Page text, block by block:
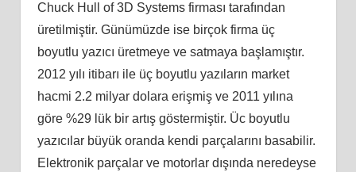
Chuck Hull of 3D Systems firması tarafından
üretilmiştir. Günümüzde ise birçok firma üç
boyutlu yazıcı üretmeye ve satmaya başlamıştır.
2012 yılı itibarı ile üç boyutlu yazıların market
hacmi 2.2 milyar dolara erişmiş ve 2011 yılına
göre %29 lük bir artış göstermiştir. Üc boyutlu
yazıcılar büyük oranda kendi parçalarını basabilir.
Elektronik parçalar ve motorlar dışında neredeyse